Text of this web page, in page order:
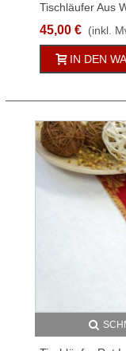
Tischläufer Aus
45,00 € (inkl.
IN DEN